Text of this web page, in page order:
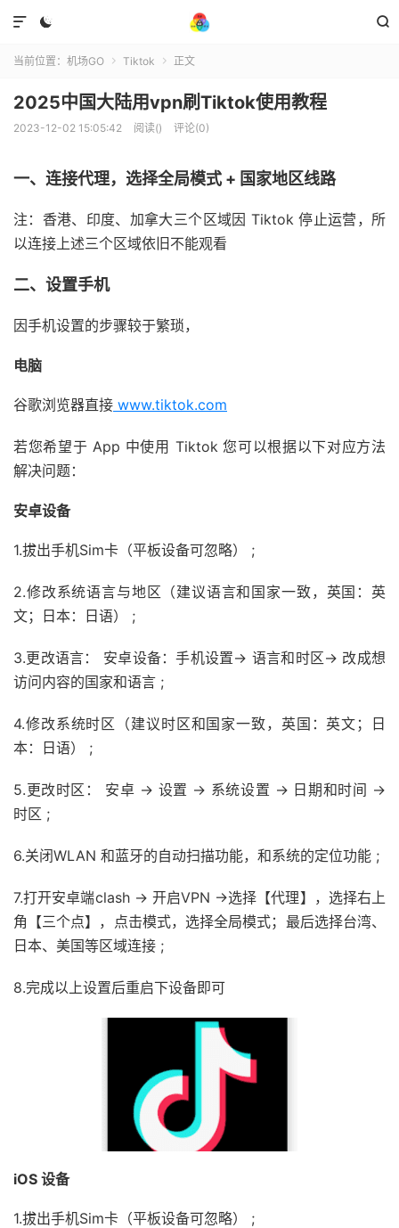



当前位置： 机场GO  Tiktok  正文
2025中国大陆用vpn刷Tiktok使用教程
2023-12-02 15:05:42 阅读() 评论(0)
一、连接代理，选择全局模式 + 国家地区线路
注：香港、印度、加拿大三个区域因 Tiktok 停止运营，所
以连接上述三个区域依旧不能观看
二、设置手机
因手机设置的步骤较于繁琐，
电脑
谷歌浏览器直接 www.tiktok.com
若您希望于 App 中使用 Tiktok 您可以根据以下对应方法
解决问题：
安卓设备
1.拔出手机Sim卡（平板设备可忽略） ;
2.修改系统语言与地区（建议语言和国家一致，英国：英
文；日本：日语） ;
3.更改语言： 安卓设备：手机设置→ 语言和时区→ 改成想
访问内容的国家和语言 ;
4.修改系统时区（建议时区和国家一致，英国：英文；日
本：日语） ;
5.更改时区： 安卓 → 设置 → 系统设置 → 日期和时间 →
时区 ;
6.关闭WLAN 和蓝牙的自动扫描功能，和系统的定位功能 ;
7.打开安卓端clash → 开启VPN →选择【代理】，选择右上
角【三个点】，点击模式，选择全局模式；最后选择台湾、
日本、美国等区域连接 ;
8.完成以上设置后重启下设备即可
iOS 设备
1.拔出手机Sim卡（平板设备可忽略） ;